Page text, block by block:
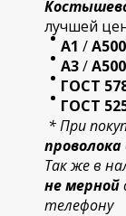
лучшей
А1 /А500
А3/А500
ГОСТ
ГОСТ
* При
проволока
Так же в
не мерной
телефону